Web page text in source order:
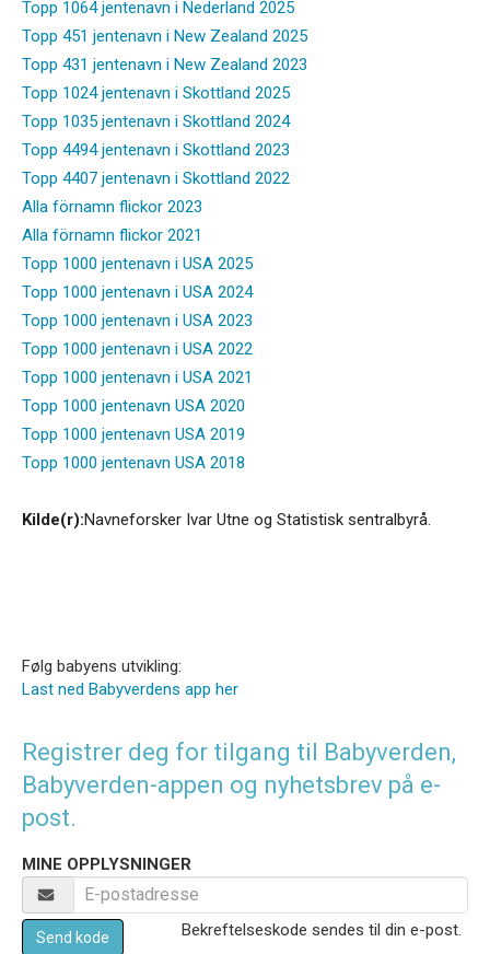
Topp 1064 jentenavn i Nederland 2025
Topp 451 jentenavn i New Zealand 2025
Topp 431 jentenavn i New Zealand 2023
Topp 1024 jentenavn i Skottland 2025
Topp 1035 jentenavn i Skottland 2024
Topp 4494 jentenavn i Skottland 2023
Topp 4407 jentenavn i Skottland 2022
Alla förnamn flickor 2023
Alla förnamn flickor 2021
Topp 1000 jentenavn i USA 2025
Topp 1000 jentenavn i USA 2024
Topp 1000 jentenavn i USA 2023
Topp 1000 jentenavn i USA 2022
Topp 1000 jentenavn i USA 2021
Topp 1000 jentenavn USA 2020
Topp 1000 jentenavn USA 2019
Topp 1000 jentenavn USA 2018
Kilde(r):Navneforsker Ivar Utne og Statistisk sentralbyrå.
Følg babyens utvikling:
Last ned Babyverdens app her
Registrer deg for tilgang til Babyverden,
Babyverden-appen og nyhetsbrev på e-
post.
MINE OPPLYSNINGER
Send kode Bekreftelseskode sendes til din e-post.